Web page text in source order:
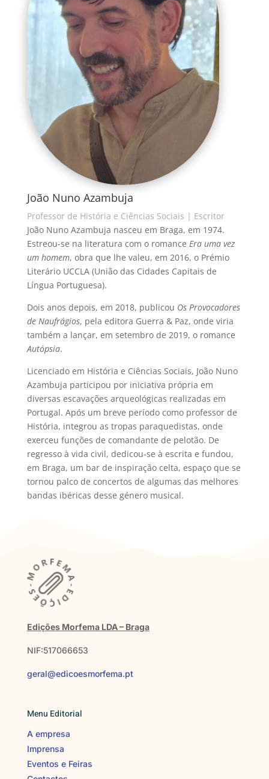
João Nuno Azambuja
Professor de História e Ciências Sociais | Escritor
João Nuno Azambuja nasceu em Braga, em 1974.
Estreou-se na literatura com o romance Era uma vez
um homem, obra que lhe valeu, em 2016, o Prémio
Literário UCCLA (União das Cidades Capitais de
Língua Portuguesa).
Dois anos depois, em 2018, publicou Os Provocadores
de Naufrágios, pela editora Guerra & Paz, onde viria
também a lançar, em setembro de 2019, o romance
Autópsia.
Licenciado em História e Ciências Sociais, João Nuno
Azambuja participou por iniciativa própria em
diversas escavações arqueológicas realizadas em
Portugal. Após um breve período como professor de
História, integrou as tropas paraquedistas, onde
exerceu funções de comandante de pelotão. De
regresso à vida civil, dedicou-se à escrita e fundou,
em Braga, um bar de inspiração celta, espaço que se
tornou palco de concertos de algumas das melhores
bandas ibéricas desse género musical.
Edições Morfema LDA – Braga
NIF:517066653
geral@edicoesmorfema.pt
Menu Editorial
A empresa
Imprensa
Eventos e Feiras